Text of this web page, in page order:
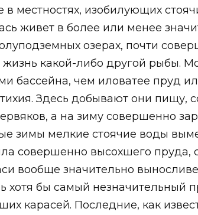
местностях, изобилующих
живет в более или менее
озерах, почти
какой-либо другой рыбы.
бассейна, чем иловатее пруд
Здесь добывают они пищу,
а на зиму совершенно
зимы мелкие стоячие воды
совершенно высохшего пруда,
вообще значительно
хотя бы самый незначительный
карасей. Последние, как